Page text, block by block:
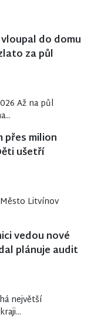
do domu
za půl
Až na půl
přes milion
ušetří
Litvínov
vedou nové
plánuje audit
největší